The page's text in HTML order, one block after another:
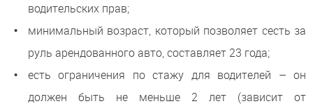
водительских прав;
минимальный возраст, который позволяет сесть за
руль арендованного авто, составляет 23 года;
есть ограничения по стажу для водителей – он
должен быть не меньше 2 лет (зависит от